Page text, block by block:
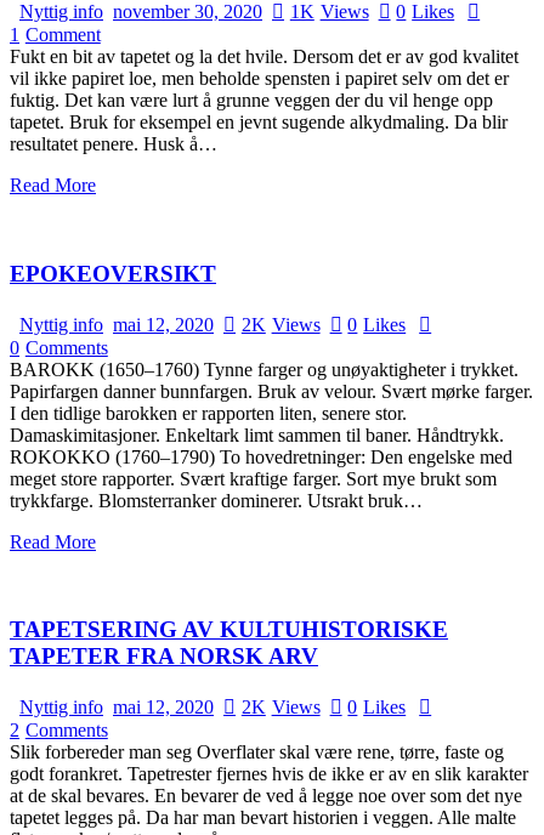
Nyttig info november 30, 2020 1K Views 0 Likes
1 Comment
Fukt en bit av tapetet og la det hvile. Dersom det er av god kvalitet
vil ikke papiret loe, men beholde spensten i papiret selv om det er
fuktig. Det kan være lurt å grunne veggen der du vil henge opp
tapetet. Bruk for eksempel en jevnt sugende alkydmaling. Da blir
resultatet penere. Husk å…
Read More
EPOKEOVERSIKT
Nyttig info mai 12, 2020 2K Views 0 Likes
0 Comments
BAROKK (1650–1760) Tynne farger og unøyaktigheter i trykket.
Papirfargen danner bunnfargen. Bruk av velour. Svært mørke farger.
I den tidlige barokken er rapporten liten, senere stor.
Damaskimitasjoner. Enkeltark limt sammen til baner. Håndtrykk.
ROKOKKO (1760–1790) To hovedretninger: Den engelske med
meget store rapporter. Svært kraftige farger. Sort mye brukt som
trykkfarge. Blomsterranker dominerer. Utsrakt bruk…
Read More
TAPETSERING AV KULTUHISTORISKE
TAPETER FRA NORSK ARV
Nyttig info mai 12, 2020 2K Views 0 Likes
2 Comments
Slik forbereder man seg Overflater skal være rene, tørre, faste og
godt forankret. Tapetrester fjernes hvis de ikke er av en slik karakter
at de skal bevares. En bevarer de ved å legge noe over som det nye
tapetet legges på. Da har man bevart historien i veggen. Alle malte